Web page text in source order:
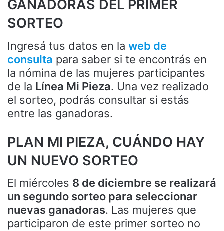
GANADORAS DEL PRIMER
SORTEO
Ingresá tus datos en la web de
consulta para saber si te encontrás en
la nómina de las mujeres participantes
de la Línea Mi Pieza. Una vez realizado
el sorteo, podrás consultar si estás
entre las ganadoras.
PLAN MI PIEZA, CUÁNDO HAY
UN NUEVO SORTEO
El miércoles 8 de diciembre se realizará
un segundo sorteo para seleccionar
nuevas ganadoras. Las mujeres que
participaron de este primer sorteo no